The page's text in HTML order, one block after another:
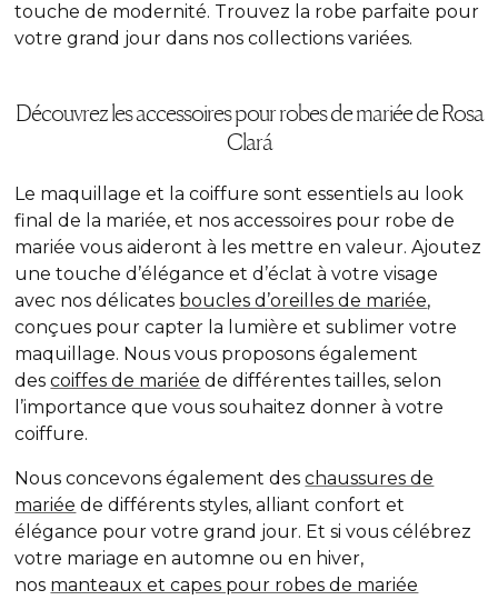
touche de modernité. Trouvez la robe parfaite pour
votre grand jour dans nos collections variées.
Découvrez les accessoires pour robes de mariée de Rosa
Clará
Le maquillage et la coiffure sont essentiels au look
final de la mariée, et nos accessoires pour robe de
mariée vous aideront à les mettre en valeur. Ajoutez
une touche d’élégance et d’éclat à votre visage
avec nos délicates boucles d’oreilles de mariée,
conçues pour capter la lumière et sublimer votre
maquillage. Nous vous proposons également
descoiffes de mariée de différentes tailles, selon
l’importance que vous souhaitez donner à votre
coiffure.
Nous concevons également deschaussures de
mariée de différents styles, alliant confort et
élégance pour votre grand jour. Et si vous célébrez
votre mariage en automne ou en hiver,
nos manteaux et capes pour robes de mariée